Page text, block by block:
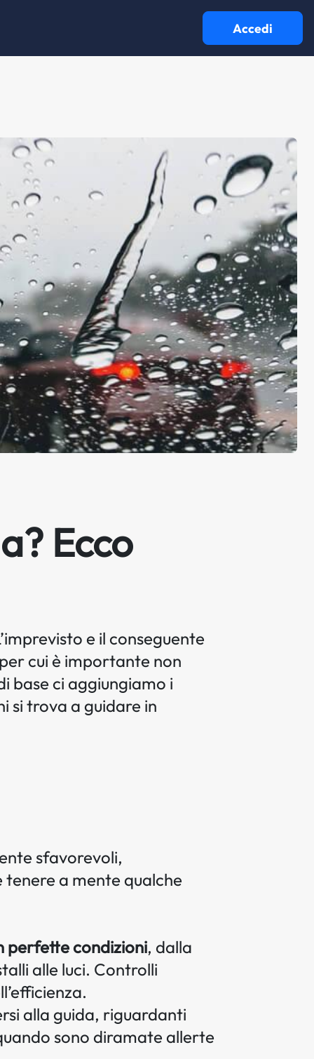
Accedi
Ecco
e il conseguente
cui è importante non
base ci aggiungiamo i
si trova a guidare in
sfavorevoli,
a mente qualche
perfette condizioni, dalla
alle luci. Controlli
alla guida, riguardanti
sono diramate allerte